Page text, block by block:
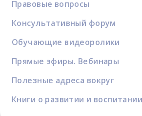
Правовые вопросы
Консультативный форум
Обучающие видеоролики
Прямые эфиры. Вебинары
Полезные адреса вокруг
Книги о развитии и воспитании